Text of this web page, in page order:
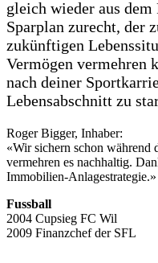
gleich wieder aus dem
Sparplan zurecht, der
zukünftigen
Vermögen vermehren
nach deiner
Lebensabschnitt zu
Roger Bigger, Inhaber:
«Wir sichern schon während
vermehren es nachhaltig.
Immobilien-Anlagestrategie.»
Fussball
2004 Cupsieg FC Wil
2009 Finanzchef der SFL